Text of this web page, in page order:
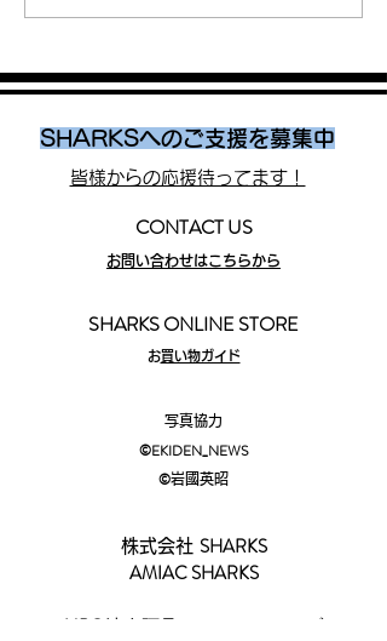
ーストマラソンで初のハ
SHARKSへのご支援を募集中
皆様からの応援待ってます！
CONTACT US
お問い合わせはこちらから
SHARKS ONLINE STORE
​お買い物ガイド
写真協力
©EKIDEN_NEWS
©︎岩國英昭
株式会社 SHARKS
AMIAC SHARKS
​NPO 法人阿見アスリートクラブ